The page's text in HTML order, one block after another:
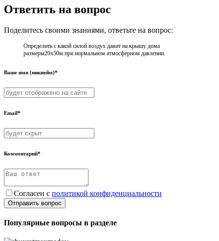
Ответить на вопрос
Поделитесь своими знаниями, ответьте на вопрос:
Определить с какой силой воздух давит на крышу дома
размеры20х50м.при нормальном атмосферном давлении.
Ваше имя (никнейм)*
Email*
Комментарий*
Согласен с политикой конфиденциальности
Отправить вопрос
Популярные вопросы в разделе